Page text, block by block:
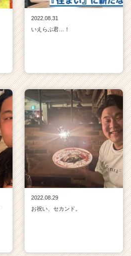
2022.08.31
いえらぶ君…！
2022.08.29
お祝い、セカンド。